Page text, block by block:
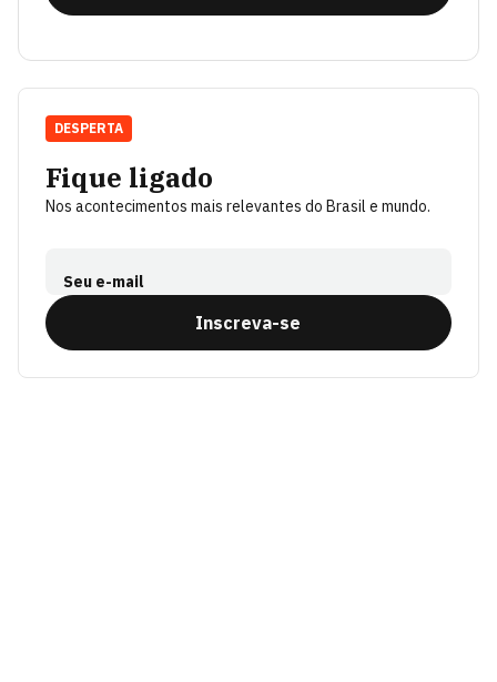
Fique ligado
Nos acontecimentos mais relevantes do Brasil e mundo.
Seu e-mail
Inscreva-se
DESPERTA